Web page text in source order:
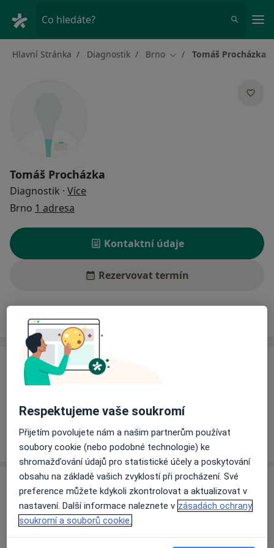
Co hledáte?
Hlavní Stránka Diagnostik Brno Změna města
Tomáš Procházka
Tomáš Procházka
Diagnostik · Více
Brno 1 adresa
Kontaktní údaje
Rezervovat termín
Ceník Adresy
Ceník
Informace o službách a cenách nejsou k dispozici
Tento specialista ještě nepřidával žádné informace o
Adresa
Masarykův onkologický ústav
Žlutý kopec 543/7, Brno-střed
Respektujeme vaše soukromí
Přijetím povolujete nám a našim partnerům používat
soubory cookie (nebo podobné technologie) ke
shromažďování údajů pro statistické účely a poskytování
obsahu na základě vašich zvyklostí při procházení. Své
preference můžete kdykoli zkontrolovat a aktualizovat v
nastavení. Další informace naleznete v zásadách ochrany
soukromí a souborů cookie.